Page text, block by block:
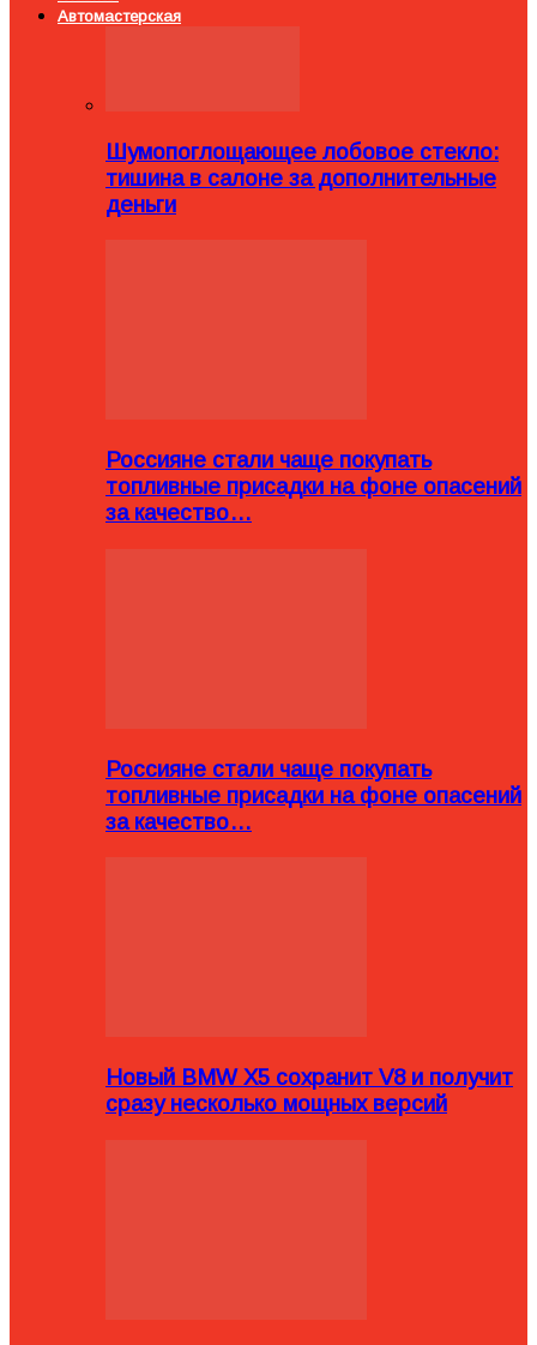
Автомастерская
Шумопоглощающее лобовое стекло:
тишина в салоне за дополнительные
деньги
Россияне стали чаще покупать
топливные присадки на фоне опасений
за качество…
Россияне стали чаще покупать
топливные присадки на фоне опасений
за качество…
Новый BMW X5 сохранит V8 и получит
сразу несколько мощных версий